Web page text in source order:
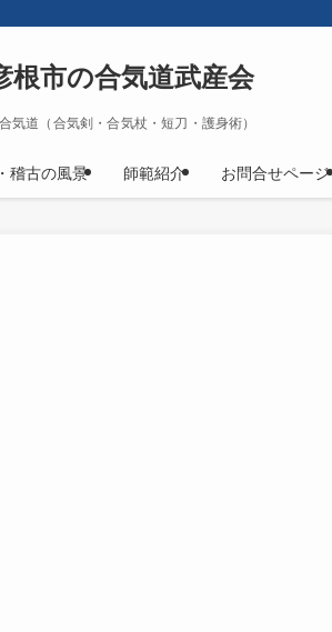
根市の合気道武産会
気道（合気剣・合気杖・短刀・護身術）
稽古の風景 師範紹介 お問合せページ